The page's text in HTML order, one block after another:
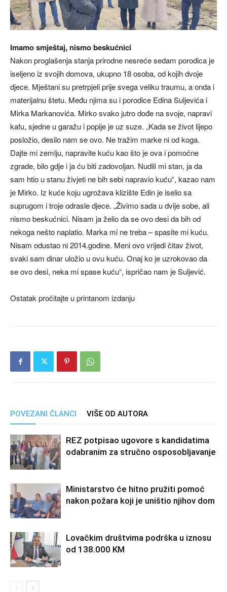
Imamo smještaj, nismo beskućnici
Nakon proglašenja stanja prirodne nesreće sedam porodica je
iseljeno iz svojih domova, ukupno 18 osoba, od kojih dvoje
djece. Mještani su pretrpjeli prije svega veliku traumu, a onda i
materijalnu štetu. Među njima su i porodice Edina Suljevića i
Mirka Markanovića. Mirko svako jutro dođe na svoje, napravi
kafu, sjedne u garažu i popije je uz suze. „Kada se život lijepo
posložio, desilo nam se ovo. Ne tražim marke ni od koga.
Dajte mi zemlju, napravite kuću kao što je ova i pomoćne
zgrade, bilo gdje i ja ću biti zadovoljan. Nudili mi stan, ja da
sam htio u stanu živjeti ne bih sebi napravio kuću“, kazao nam
je Mirko. Iz kuće koju ugrožava klizište Edin je iselio sa
suprugom i troje odrasle djece. „Živimo sada u dvije sobe, ali
nismo beskućnici. Nisam ja želio da se ovo desi da bih od
nekoga nešto naplatio. Marka mi ne treba – spasite mi kuću.
Nisam odustao ni 2014.godine. Meni ovo vrijedi čitav život,
svaki sam dinar uložio u ovu kuću. Onaj ko je uzrokovao da
se ovo desi, neka mi spase kuću“, ispričao nam je Suljević.
Ostatak pročitajte u printanom izdanju
POVEZANI ČLANCI VIŠE OD AUTORA
REZ potpisao ugovore s kandidatima
odabranim za stručno osposobljavanje
Ministarstvo će hitno pružiti pomoć
nakon požara koji je uništio njihov dom
Lovačkim društvima podrška u iznosu
od 138.000 KM